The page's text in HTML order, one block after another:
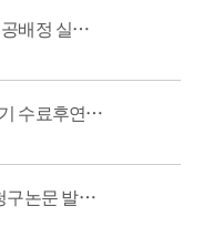
[전공배정]2026학년도 1학기 전공배정 실시 및 서류 제출 안내
[수료후연구생]2026학년도 2학기 수료후연구생 신청(등록) 안내
[졸업]2026-1학기 대학원 학위청구논문 발표 실시 및 발표자 자료 안내(1, 2일차)